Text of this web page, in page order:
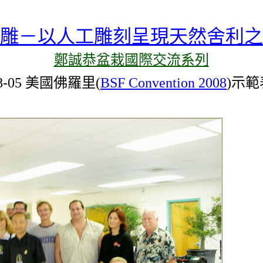
－以人工雕刻呈現天然舍利
鄭誠恭盆栽國際交流系列
05 美國佛羅里(BSF Convention 2008)示範